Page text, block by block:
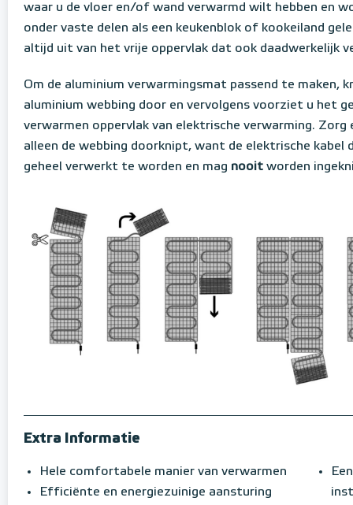
waar u de vloer en/of wand verwarmd wilt hebben en
onder vaste delen als een keukenblok of kookeiland
altijd uit van het vrije oppervlak dat ook daadwerkelijk
Om de aluminium verwarmingsmat passend te maken,
aluminium webbing door en vervolgens voorziet u het
verwarmen oppervlak van elektrische verwarming.
alleen de webbing doorknipt, want de elektrische kabel
geheel verwerkt te worden en mag nooit worden
Extra Informatie
Hele comfortabele manier van verwarmen
Efficiënte en energiezuinige aansturing